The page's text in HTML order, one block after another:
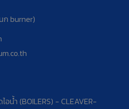
ก burner)
อน้ำ (BOILERS) - CLEAVER-